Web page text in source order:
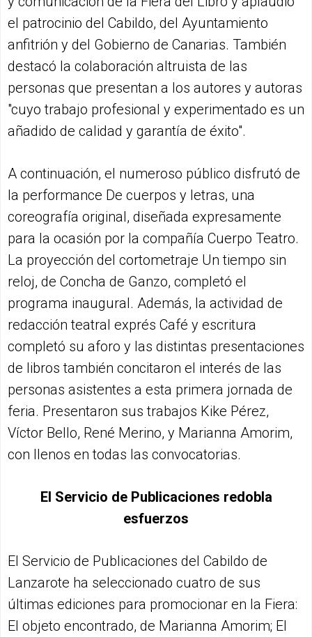
el patrocinio del Cabildo, del Ayuntamiento
anfitrión y del Gobierno de Canarias. También
destacó la colaboración altruista de las
personas que presentan a los autores y autoras
"cuyo trabajo profesional y experimentado es un
añadido de calidad y garantía de éxito".
A continuación, el numeroso público disfrutó de
la performance De cuerpos y letras, una
coreografía original, diseñada expresamente
para la ocasión por la compañía Cuerpo Teatro.
La proyección del cortometraje Un tiempo sin
reloj, de Concha de Ganzo, completó el
programa inaugural. Además, la actividad de
redacción teatral exprés Café y escritura
completó su aforo y las distintas presentaciones
de libros también concitaron el interés de las
personas asistentes a esta primera jornada de
feria. Presentaron sus trabajos Kike Pérez,
Víctor Bello, René Merino, y Marianna Amorim,
con llenos en todas las convocatorias.
El Servicio de Publicaciones redobla
esfuerzos
El Servicio de Publicaciones del Cabildo de
Lanzarote ha seleccionado cuatro de sus
últimas ediciones para promocionar en la Fiera:
El objeto encontrado, de Marianna Amorim; El